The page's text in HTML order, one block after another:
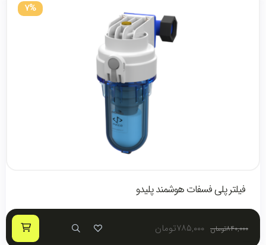
7%
فیلتر پلی فسفات هوشمند پلیدو
تومان۸۴۰,۰۰۰ تومان۷۸۵,۰۰۰